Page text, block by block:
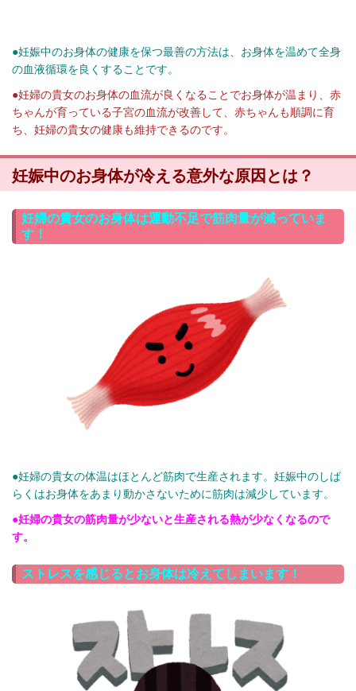
●妊娠中のお身体の健康を保つ最善の方法は、お身体を温めて全身
の血液循環を良くすることです。
●妊婦の貴女のお身体の血流が良くなることでお身体が温まり、赤
ちゃんが育っている子宮の血流が改善して、赤ちゃんも順調に育
ち、妊婦の貴女の健康も維持できるのです。
妊娠中のお身体が冷える意外な原因とは？
妊婦の貴女のお身体は運動不足で筋肉量が減っていま
す！
●妊婦の貴女の体温はほとんど筋肉で生産されます。妊娠中のしば
らくはお身体をあまり動かさないために筋肉は減少しています。
●妊婦の貴女の筋肉量が少ないと生産される熱が少なくなるので
す。
ストレスを感じるとお身体は冷えてしまいます！